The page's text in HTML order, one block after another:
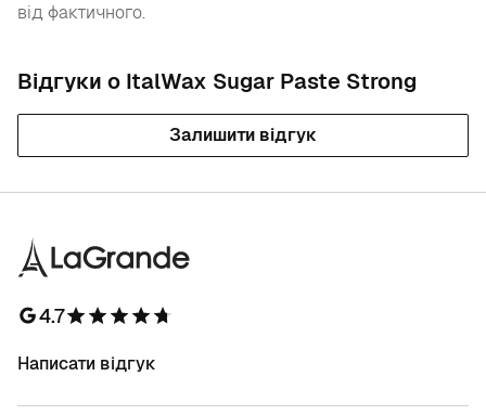
від фактичного.
Відгуки о ItalWax Sugar Paste Strong
Залишити відгук
4.7
Написати відгук